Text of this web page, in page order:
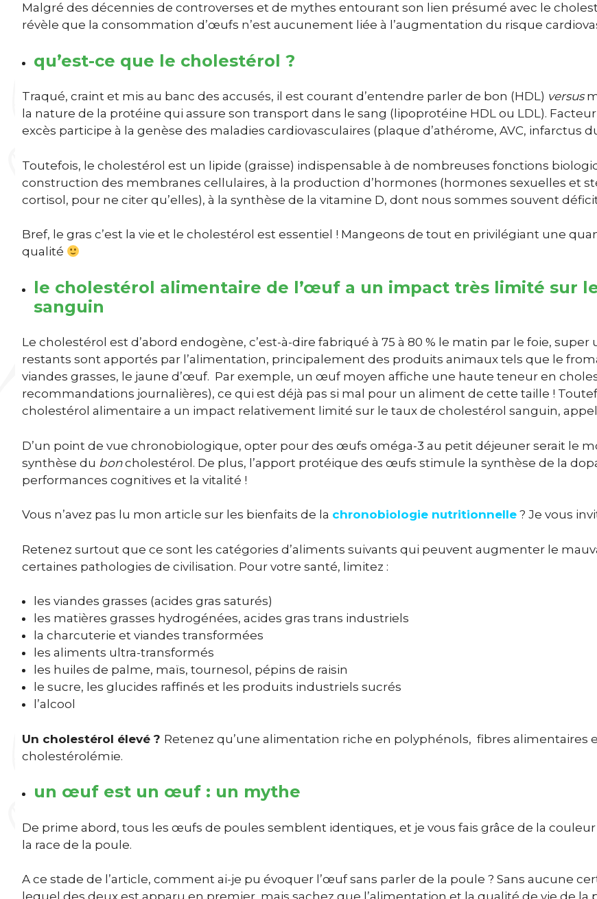
Malgré des décennies de controverses et de mythes entourant son lien présumé avec le
révèle que la consommation d’œufs n’est aucunement liée à l’augmentation du risque
qu’est-ce que le cholestérol ?
Traqué, craint et mis au banc des accusés, il est courant d’entendre parler de bon (HDL) versus
la nature de la protéine qui assure son transport dans le sang (lipoprotéine HDL ou LDL). F
excès participe à la genèse des maladies cardiovasculaires (plaque d’athérome, AVC, infarctus
Toutefois, le cholestérol est un lipide (graisse) indispensable à de nombreuses fonctions
construction des membranes cellulaires, à la production d’hormones (hormones sexuelles et
cortisol, pour ne citer qu’elles), à la synthèse de la vitamine D, dont nous sommes souvent
Bref, le gras c’est la vie et le cholestérol est essentiel ! Mangeons de tout en privilégiant une
qualité
le cholestérol alimentaire de l’œuf a un impact très limité sur
sanguin
Le cholestérol est d’abord endogène, c’est-à-dire fabriqué à 75 à 80 % le matin par le foie, super
restants sont apportés par l’alimentation, principalement des produits animaux tels que le
viandes grasses, le jaune d’œuf. Par exemple, un œuf moyen affiche une haute teneur en
recommandations journalières), ce qui est déjà pas si mal pour un aliment de cette taille !
cholestérol alimentaire a un impact relativement limité sur le taux de cholestérol sanguin,
D’un point de vue chronobiologique, opter pour des œufs oméga-3 au petit déjeuner serait le
synthèse du boncholestérol. De plus, l’apport protéique des œufs stimule la synthèse de la
performances cognitives et la vitalité !
Vous n’avez pas lu mon article sur les bienfaits de la chronobiologie nutritionnelle ? Je vous
Retenez surtout que ce sont les catégories d’aliments suivants qui peuvent augmenter le
certaines pathologies de civilisation. Pour votre santé, limitez :
les viandes grasses (acides gras saturés)
les matières grasses hydrogénées, acides gras trans industriels
la charcuterie et viandes transformées
les aliments ultra-transformés
les huiles de palme, maïs, tournesol, pépins de raisin
le sucre, les glucides raffinés et les produits industriels sucrés
l’alcool
Un cholestérol élevé ? Retenez qu’une alimentation riche en polyphénols, fibres alimentaires
cholestérolémie.
un œuf est un œuf : un mythe
De prime abord, tous les œufs de poules semblent identiques, et je vous fais grâce de la
la race de la poule.
A ce stade de l’article, comment ai-je pu évoquer l’œuf sans parler de la poule ? Sans aucune
lequel des deux est apparu en premier, mais sachez que l’alimentation et la qualité de vie de